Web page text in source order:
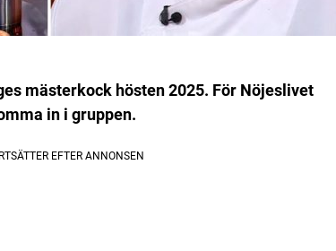
mästerkock hösten 2025. För Nöjeslivet
in i gruppen.